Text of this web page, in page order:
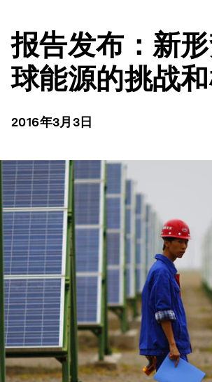
报告发布：新
球能源的挑战
2016年3月3日